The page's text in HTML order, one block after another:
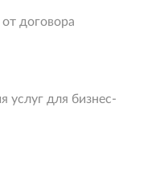
договора
услуг для бизнес-